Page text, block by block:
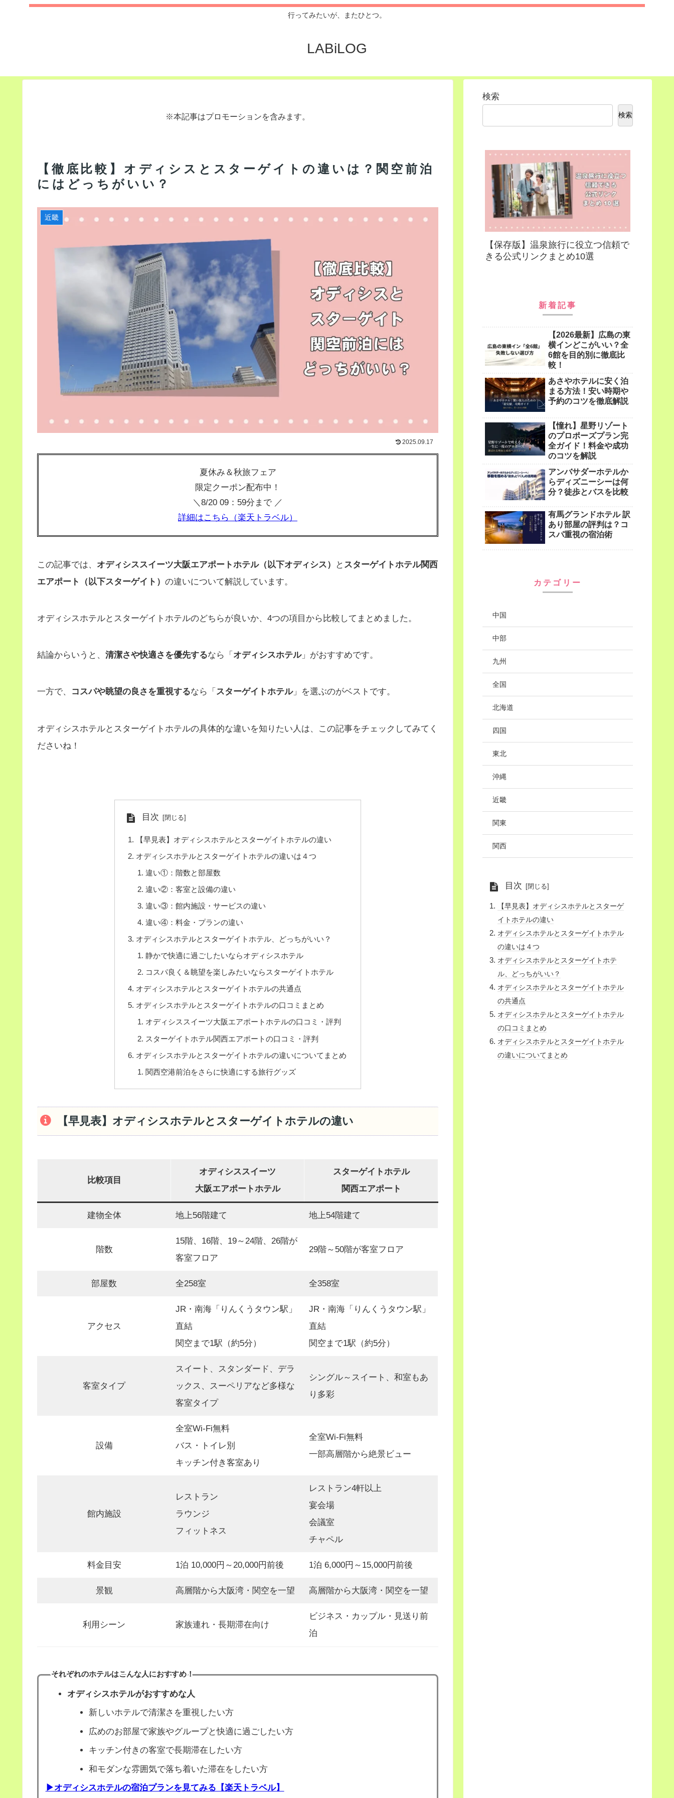
行ってみたいが、またひとつ。
LABiLOG
※本記事はプロモーションを含みます。
【徹底比較】オディシスとスターゲイトの違いは？関空前泊
にはどっちがいい？
近畿
2025.09.17
夏休み＆秋旅フェア
限定クーポン配布中！
＼8/20 09：59分まで ／
詳細はこちら（楽天トラベル）
この記事では、 オディシススイーツ大阪エアポートホテル（以下オディシス） と スターゲイトホテル関西
エアポート（以下スターゲイト） の違いについて解説しています。
オディシスホテルとスターゲイトホテルのどちらが良いか、4つの項目から比較してまとめました。
結論からいうと、 清潔さや快適さを優先するなら「 オディシスホテル」がおすすめです。
一方で、 コスパや眺望の良さを重視するなら「 スターゲイトホテル」を選ぶのがベストです。
オディシスホテルとスターゲイトホテルの具体的な違いを知りたい人は、この記事をチェックしてみてく
ださいね！
目次
【早見表】オディシスホテルとスターゲイトホテルの違い
オディシスホテルとスターゲイトホテルの違いは４つ
違い①：階数と部屋数
違い②：客室と設備の違い
違い③：館内施設・サービスの違い
違い④：料金・プランの違い
オディシスホテルとスターゲイトホテル、どっちがいい？
静かで快適に過ごしたいならオディシスホテル
コスパ良く＆眺望を楽しみたいならスターゲイトホテル
オディシスホテルとスターゲイトホテルの共通点
オディシスホテルとスターゲイトホテルの口コミまとめ
オディシススイーツ大阪エアポートホテルの口コミ・評判
スターゲイトホテル関西エアポートの口コミ・評判
オディシスホテルとスターゲイトホテルの違いについてまとめ
関西空港前泊をさらに快適にする旅行グッズ
【早見表】オディシスホテルとスターゲイトホテルの違い
比較項目
オディシススイーツ
大阪エアポートホテル
スターゲイトホテル
関西エアポート
建物全体 地上56階建て 地上54階建て
階数
15階、16階、19～24階、26階が
客室フロア
29階～50階が客室フロア
部屋数 全258室 全358室
アクセス
JR・南海「りんくうタウン駅」
直結
関空まで1駅（約5分）
JR・南海「りんくうタウン駅」
直結
関空まで1駅（約5分）
客室タイプ
スイート、スタンダード、デラ
ックス、スーペリアなど多様な
客室タイプ
シングル～スイート、和室もあ
り多彩
設備
全室Wi-Fi無料
バス・トイレ別
キッチン付き客室あり
全室Wi-Fi無料
一部高層階から絶景ビュー
館内施設
レストラン
ラウンジ
フィットネス
レストラン4軒以上
宴会場
会議室
チャペル
料金目安 1泊 10,000円～20,000円前後 1泊 6,000円～15,000円前後
景観 高層階から大阪湾・関空を一望 高層階から大阪湾・関空を一望
利用シーン 家族連れ・長期滞在向け
ビジネス・カップル・見送り前
泊
それぞれのホテルはこんな人におすすめ！
オディシスホテルがおすすめな人
新しいホテルで清潔さを重視したい方
広めのお部屋で家族やグループと快適に過ごしたい方
キッチン付きの客室で長期滞在したい方
和モダンな雰囲気で落ち着いた滞在をしたい方
▶オディシスホテルの宿泊プランを見てみる【楽天トラベル】
検索
検索
【保存版】温泉旅行に役立つ信頼で
きる公式リンクまとめ10選
新着記事
【2026最新】広島の東
横インどこがいい？全
6館を目的別に徹底比
較！
あさやホテルに安く泊
まる方法！安い時期や
予約のコツを徹底解説
【憧れ】星野リゾート
のプロポーズプラン完
全ガイド！料金や成功
のコツを解説
アンバサダーホテルか
らディズニーシーは何
分？徒歩とバスを比較
有馬グランドホテル 訳
あり部屋の評判は？コ
スパ重視の宿泊術
カテゴリー
中国
中部
九州
全国
北海道
四国
東北
沖縄
近畿
関東
関西
目次
【早見表】オディシスホテルとスターゲ
イトホテルの違い
オディシスホテルとスターゲイトホテル
の違いは４つ
オディシスホテルとスターゲイトホテ
ル、どっちがいい？
オディシスホテルとスターゲイトホテル
の共通点
オディシスホテルとスターゲイトホテル
の口コミまとめ
オディシスホテルとスターゲイトホテル
の違いについてまとめ